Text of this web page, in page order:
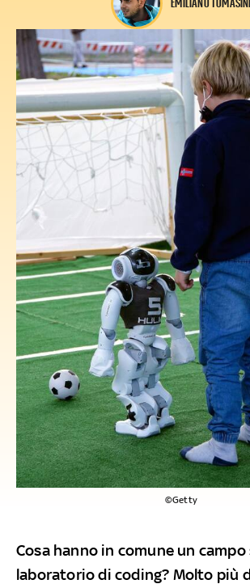
EMILIANO TOMASINI
©Getty
Cosa hanno in comune un
laboratorio di coding? Molto più